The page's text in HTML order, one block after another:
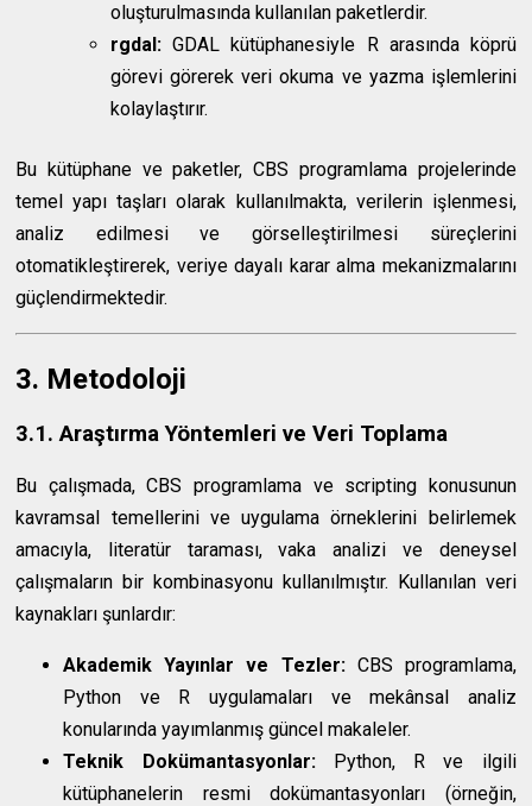
oluşturulmasında kullanılan paketlerdir.
rgdal: GDAL kütüphanesiyle R arasında köprü
görevi görerek veri okuma ve yazma işlemlerini
kolaylaştırır.
Bu kütüphane ve paketler, CBS programlama projelerinde
temel yapı taşları olarak kullanılmakta, verilerin işlenmesi,
analiz edilmesi ve görselleştirilmesi süreçlerini
otomatikleştirerek, veriye dayalı karar alma mekanizmalarını
güçlendirmektedir.
3. Metodoloji
3.1. Araştırma Yöntemleri ve Veri Toplama
Bu çalışmada, CBS programlama ve scripting konusunun
kavramsal temellerini ve uygulama örneklerini belirlemek
amacıyla, literatür taraması, vaka analizi ve deneysel
çalışmaların bir kombinasyonu kullanılmıştır. Kullanılan veri
kaynakları şunlardır:
Akademik Yayınlar ve Tezler:CBS programlama,
Python ve R uygulamaları ve mekânsal analiz
konularında yayımlanmış güncel makaleler.
Teknik Dokümantasyonlar:Python, R ve ilgili
kütüphanelerin resmi dokümantasyonları (örneğin,